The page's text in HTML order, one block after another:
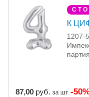
С Т О
К
1207-
87,00 руб. за шт -